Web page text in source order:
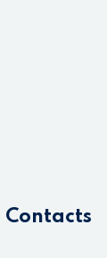
Contacts